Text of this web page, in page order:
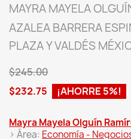
MAYRA MAYELA
AZALEA BARRERA
PLAZA Y VALDÉS
$245.00
$232.75
¡AHORRE 5%!
Mayra Mayela Olguín
> Área: Economía -